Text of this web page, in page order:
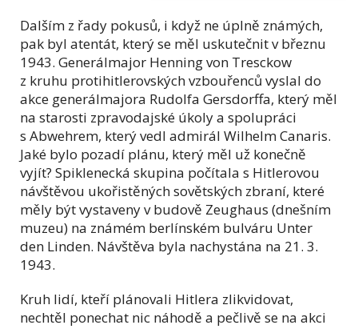
Dalším z řady pokusů, i když ne úplně známých,
pak byl atentát, který se měl uskutečnit v březnu
1943. Generálmajor Henning von Tresckow
z kruhu protihitlerovských vzbouřenců vyslal do
akce generálmajora Rudolfa Gersdorffa, který měl
na starosti zpravodajské úkoly a spolupráci
s Abwehrem, který vedl admirál Wilhelm Canaris.
Jaké bylo pozadí plánu, který měl už konečně
vyjít? Spiklenecká skupina počítala s Hitlerovou
návštěvou ukořistěných sovětských zbraní, které
měly být vystaveny v budově Zeughaus (dnešním
muzeu) na známém berlínském bulváru Unter
den Linden. Návštěva byla nachystána na 21. 3.
1943.
Kruh lidí, kteří plánovali Hitlera zlikvidovat,
nechtěl ponechat nic náhodě a pečlivě se na akci